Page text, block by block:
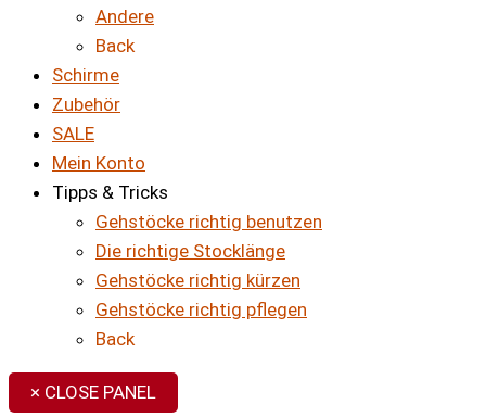
Andere
Back
Schirme
Zubehör
SALE
Mein Konto
Tipps & Tricks
Gehstöcke richtig benutzen
Die richtige Stocklänge
Gehstöcke richtig kürzen
Gehstöcke richtig pflegen
Back
× CLOSE PANEL